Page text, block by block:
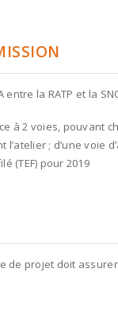
entre la RATP et la
à 2 voies, pouvant
l’atelier ; d’une voie
(TEF) pour 2019
de projet doit